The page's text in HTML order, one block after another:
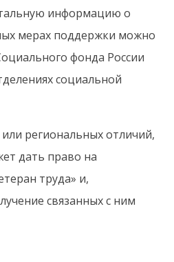
информацию о
мерах поддержки можно
фонда России
социальной
региональных отличий,
дать право на
труда» и,
связанных с ним